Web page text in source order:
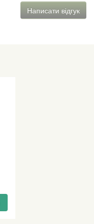
Написати відгук